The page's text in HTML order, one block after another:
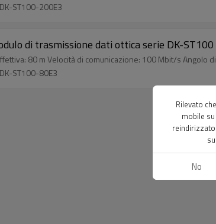
ST100-200E3
di trasmissione dati ottica serie DK-ST100
80 m Velocità di comunicazione: 100 Mbit/s Angolo
ST100-80E3
Rilevato
mobile
No